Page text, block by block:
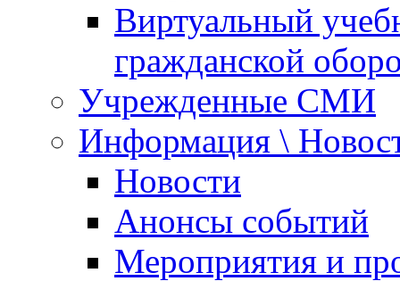
Виртуальный
гражданской
Учрежденные СМИ
Информация \
Новости
Анонсы событий
Мероприятия и